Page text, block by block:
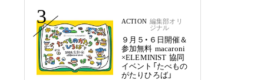
3 ACTION 編集部オリ
ジナル
９月５・６日開催＆
参加無料 macaroni
×ELEMINIST 協同
イベント「たべもの
がたりひろば」